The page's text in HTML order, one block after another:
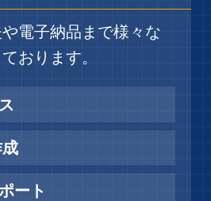
電子納品まで様々な
おります。
ート